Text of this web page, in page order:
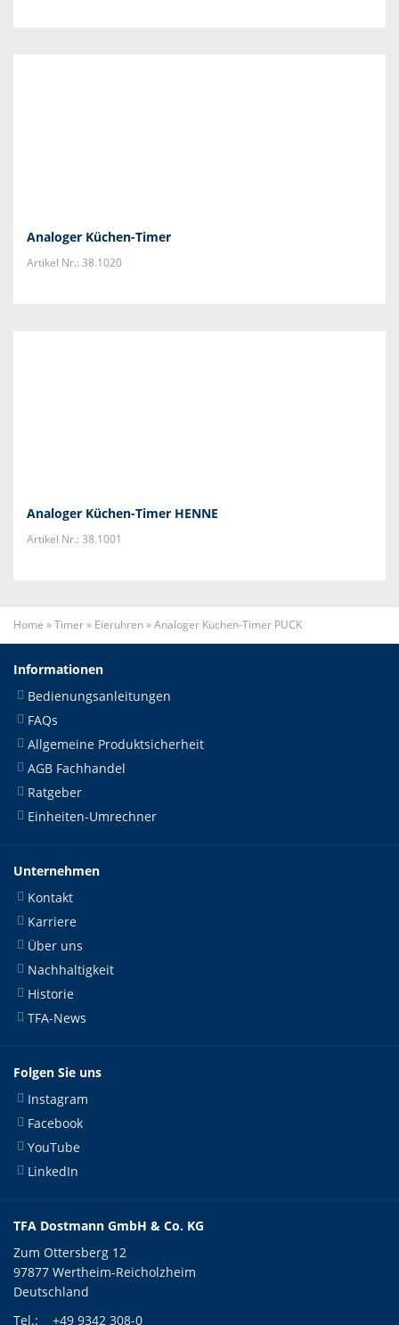
Analoger Küchen-Timer
Artikel Nr.: 38.1020
Analoger Küchen-Timer HENNE
Artikel Nr.: 38.1001
Home »Timer» Eieruhren»Analoger Küchen-Timer PUCK
Informationen
Bedienungsanleitungen
FAQs
Allgemeine Produktsicherheit
AGB Fachhandel
Ratgeber
Einheiten-Umrechner
Unternehmen
Kontakt
Karriere
Über uns
Nachhaltigkeit
Historie
TFA-News
Folgen Sie uns
Instagram
Facebook
YouTube
LinkedIn
TFA Dostmann GmbH & Co. KG
Zum Ottersberg 12
97877 Wertheim-Reicholzheim
Deutschland
Tel.:
+49 9342 308-0